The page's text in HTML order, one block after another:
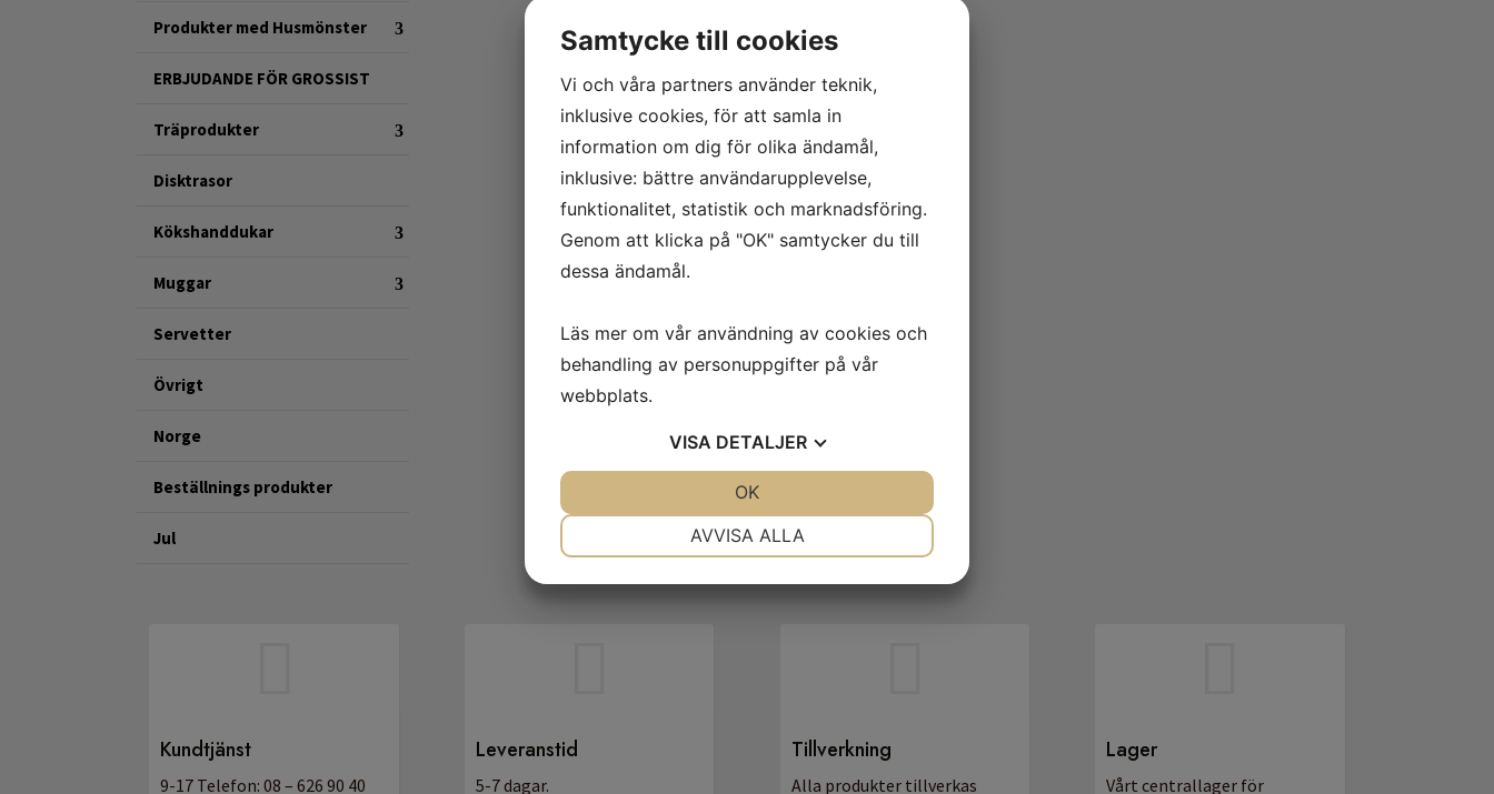
Produkter med Husmönster
ERBJUDANDE FÖR GROSSIST
Träprodukter
Disktrasor
Kökshanddukar
Muggar
Servetter
Övrigt
Norge
Beställnings produkter
Jul
Kundtjänst
9-17 Telefon: 08 – 626 90 40
Leveranstid
5-7 dagar.
Tillverkning
Alla produkter tillverkas
Lager
Vårt centrallager för
Samtycke till cookies
Vi och våra partners använder teknik,
inklusive cookies, för att samla in
information om dig för olika ändamål,
inklusive: bättre användarupplevelse,
funktionalitet, statistik och marknadsföring.
Genom att klicka på "OK" samtycker du till
dessa ändamål.
Läs mer om vår användning av cookies och
behandling av personuppgifter på vår
webbplats.
VISA DETALJER
AVVISA ALLA
OK